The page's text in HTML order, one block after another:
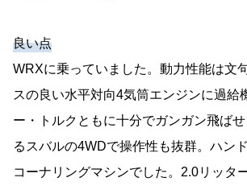
良い点
WRXに乗っていました。動力性能は文
スの良い水平対向4気筒エンジンに過給
ー・トルクともに十分でガンガン飛ば
るスバルの4WDで操作性も抜群。ハン
コーナリングマシンでした。2.0リッタ